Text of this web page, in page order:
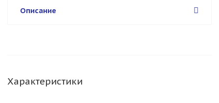
Описание
Характеристики